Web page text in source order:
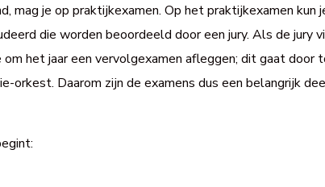
mag je op praktijkexamen. Op het praktijkexamen kun
die worden beoordeeld door een jury. Als de jury
het jaar een vervolgexamen afleggen; dit gaat door
orkest. Daarom zijn de examens dus een belangrijk